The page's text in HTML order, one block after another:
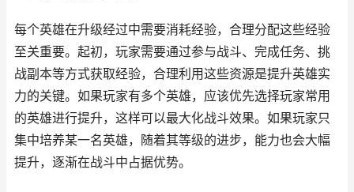
每个英雄在升级经过中需要消耗经验，合理分配这些经验
至关重要。起初，玩家需要通过参与战斗、完成任务、挑
战副本等方式获取经验，合理利用这些资源是提升英雄实
力的关键。如果玩家有多个英雄，应该优先选择玩家常用
的英雄进行提升，这样可以最大化战斗效果。如果玩家只
集中培养某一名英雄，随着其等级的进步，能力也会大幅
提升，逐渐在战斗中占据优势。